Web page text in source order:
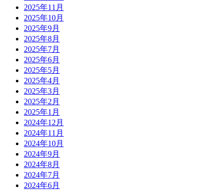
2025年11月
2025年10月
2025年9月
2025年8月
2025年7月
2025年6月
2025年5月
2025年4月
2025年3月
2025年2月
2025年1月
2024年12月
2024年11月
2024年10月
2024年9月
2024年8月
2024年7月
2024年6月